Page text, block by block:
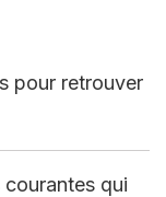
pour retrouver
courantes qui